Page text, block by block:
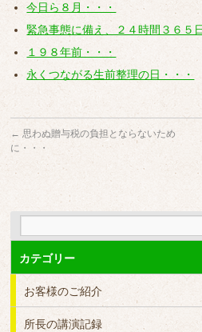
今日ら８月・・・
緊急事態に備え、２４時間３６５
１９８年前・・・
永くつながる生前整理の日・・・
← 思わぬ贈与税の負担とならないため
に・・・
カテゴリー
お客様のご紹介
所長の講演記録